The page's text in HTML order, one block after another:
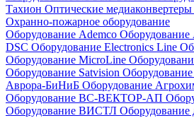
Тахион Оптические медиаконвертеры
Охранно-пожарное оборудование
Оборудование Ademco Оборудование
DSC Оборудование Electronics Line
Оборудование MicroLine
Оборудование Satvision
Аврора-БиНиБ Оборудование
Оборудование ВС-ВЕКТОР-АП
Оборудование ВИСТЛ Оборудование